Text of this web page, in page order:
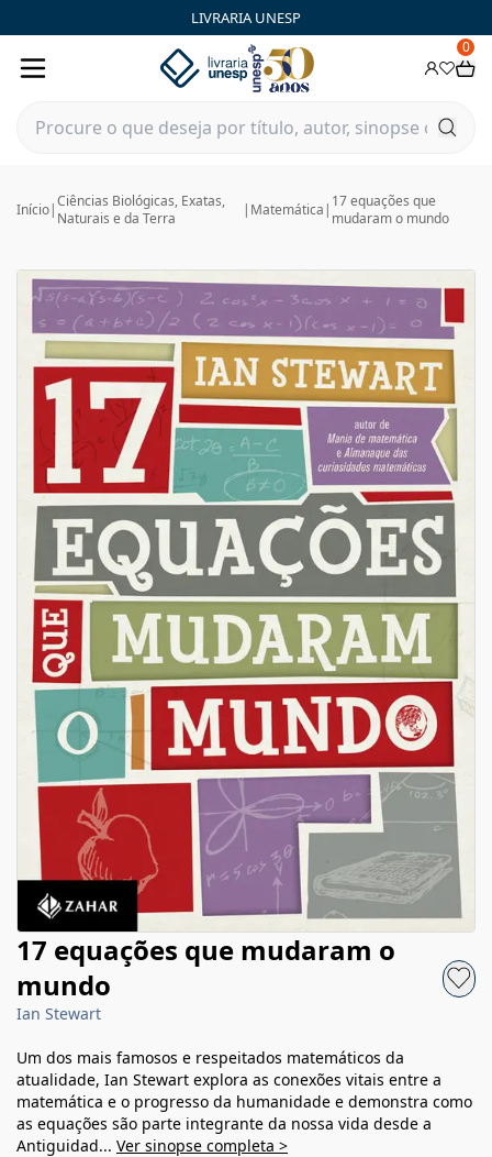
LIVRARIA UNESP
0
Início|Ciências Biológicas, Exatas,
Naturais e da Terra
| Matemática | 17 equações que
mudaram o mundo
17 equações que mudaram o
mundo
Ian Stewart
Um dos mais famosos e respeitados matemáticos da
atualidade, Ian Stewart explora as conexões vitais entre a
matemática e o progresso da humanidade e demonstra como
as equações são parte integrante da nossa vida desde a
Antiguidad... Ver sinopse completa >